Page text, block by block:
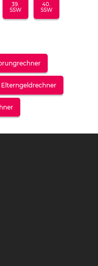
39.
SSW
40.
SSW
Elterngeldrechner